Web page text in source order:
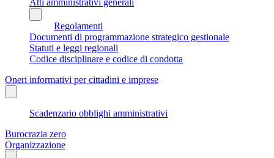
Regolamenti
Documenti di programmazione strategico gestionale
Statuti e leggi regionali
Codice disciplinare e codice di condotta
Oneri informativi per cittadini e imprese
Scadenzario obblighi amministrativi
Burocrazia zero
Organizzazione